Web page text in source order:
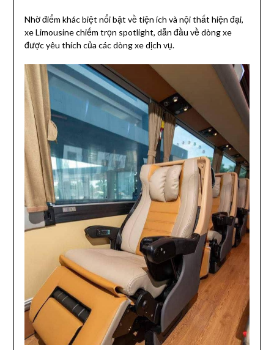
Nhờ điểm khác biệt nổi bật về tiện ích và nội thất hiện đại,
xe Limousine chiếm trọn spotlight, dẫn đầu về dòng xe
được yêu thích của các dòng xe dịch vụ.